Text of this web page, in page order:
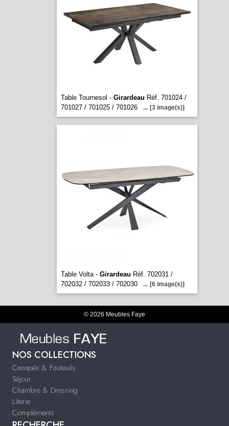
Table Tournesol - Girardeau Réf. 701024 /
701027 / 701025 / 701026
... [3 image(s)]
Table Volta - Girardeau Réf. 702031 /
702032 / 702033 / 702030
... [6 image(s)]
© 2026 Meubles Faye
NOS COLLECTIONS
Canapés & Fauteuils
Séjour
Chambre & Dressing
Literie
Compléments